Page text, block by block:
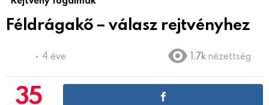
Féldrágakő – válasz rejtvényhez
4 éve 1.7k nézettség
35